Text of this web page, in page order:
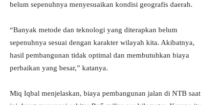
belum sepenuhnya menyesuaikan kondisi geografis daerah.
“Banyak metode dan teknologi yang diterapkan belum
sepenuhnya sesuai dengan karakter wilayah kita. Akibatnya,
hasil pembangunan tidak optimal dan membutuhkan biaya
perbaikan yang besar,” katanya.
Miq Iqbal menjelaskan, biaya pembangunan jalan di NTB saat